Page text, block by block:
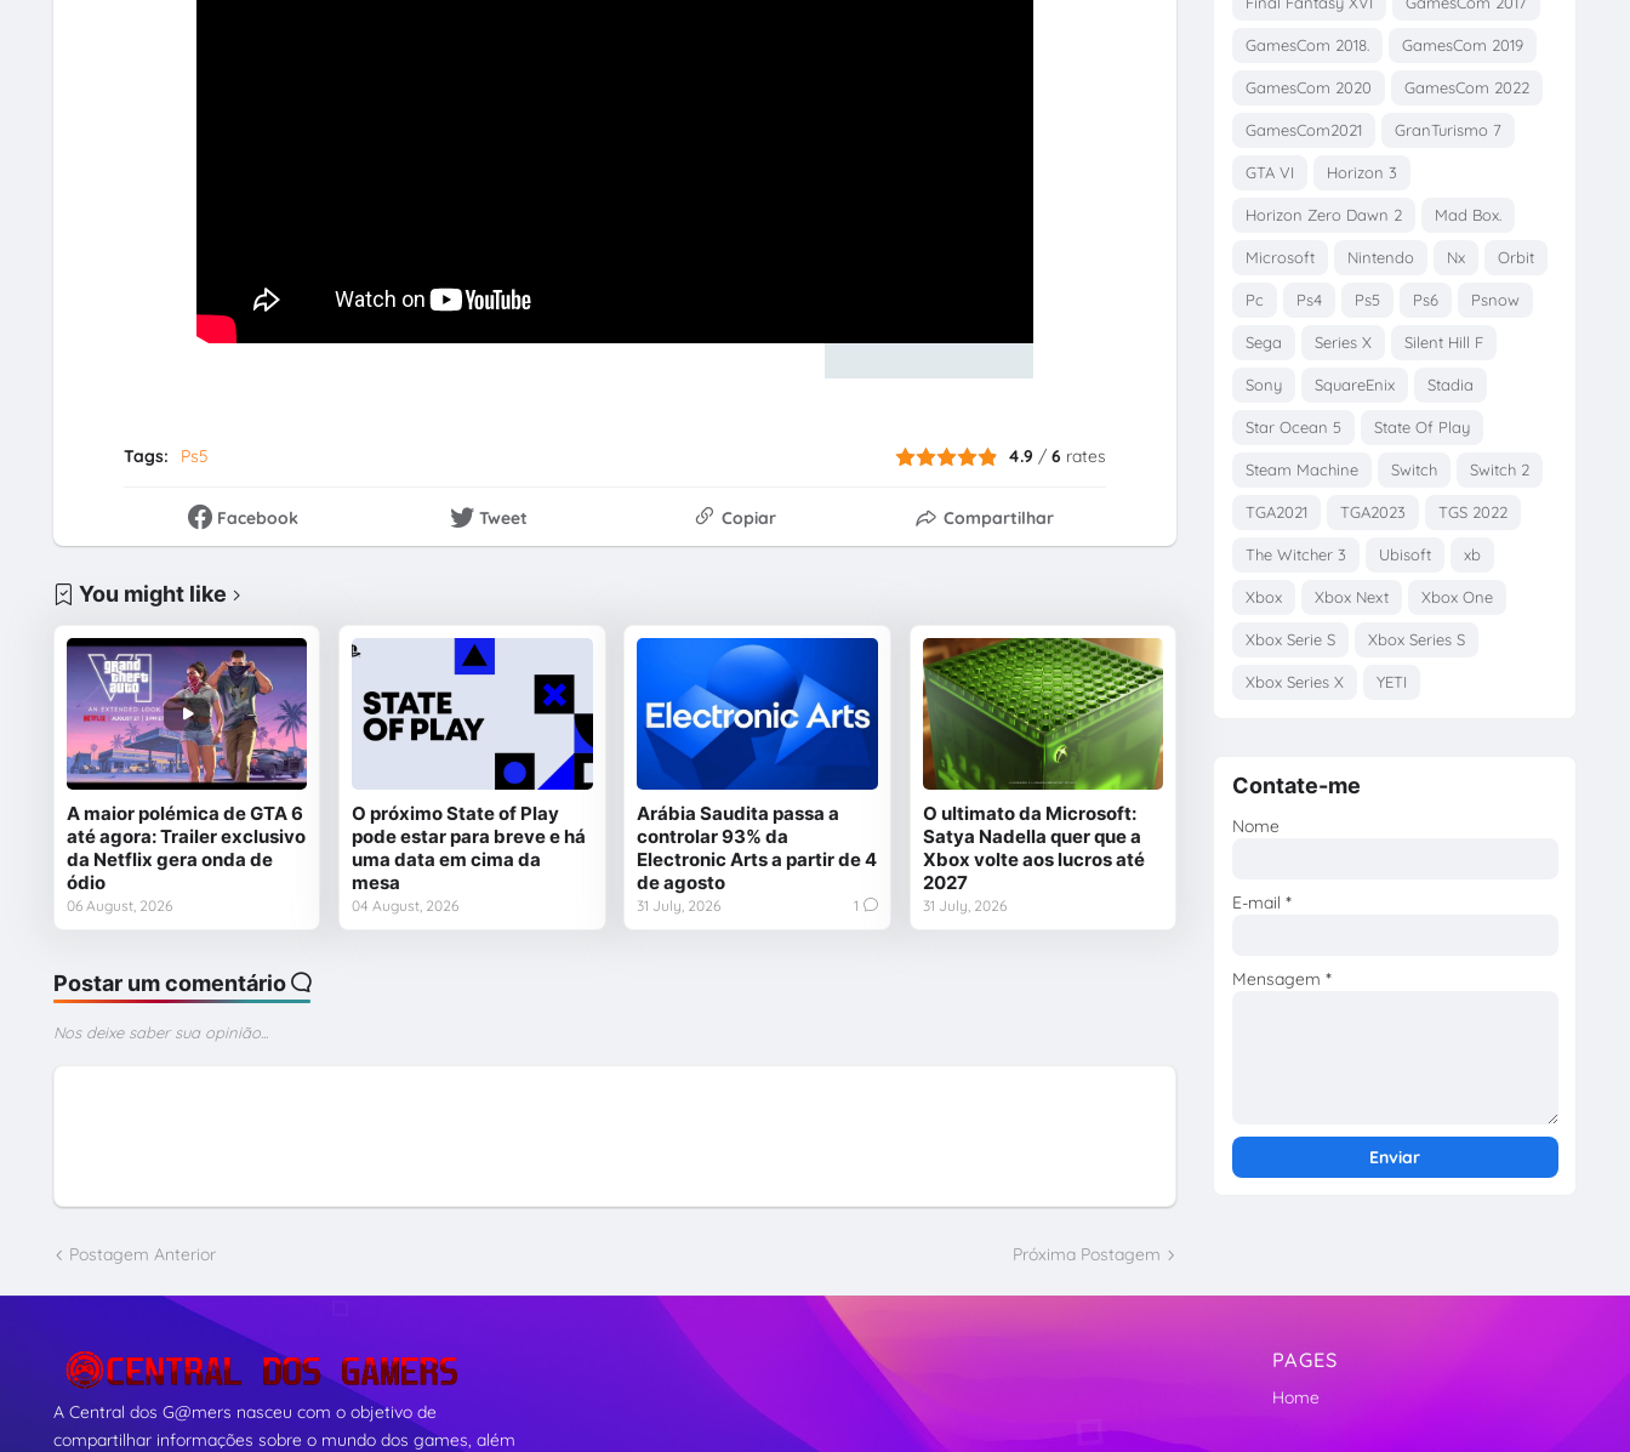
Tags: Ps5 4.9 /6 rates
Facebook Tweet Copiar Compartilhar
You might like
A maior polémica de GTA 6
até agora: Trailer exclusivo
da Netflix gera onda de
ódio
06 August, 2026
O próximo State of Play
pode estar para breve e há
uma data em cima da
mesa
04 August, 2026
Arábia Saudita passa a
controlar 93% da
Electronic Arts a partir de 4
de agosto
31 July, 2026 1
O ultimato da Microsoft:
Satya Nadella quer que a
Xbox volte aos lucros até
2027
31 July, 2026
Postar um comentário
Nos deixe saber sua opinião...
Postagem Anterior Próxima Postagem
GamesCom 2018. GamesCom 2019
GamesCom 2020 GamesCom 2022
GamesCom2021 GranTurismo 7
GTA VI Horizon 3
Horizon Zero Dawn 2 Mad Box.
Microsoft Nintendo Nx Orbit
Pc Ps4 Ps5 Ps6 Psnow
Sega Series X Silent Hill F
Sony SquareEnix Stadia
Star Ocean 5 State Of Play
Steam Machine Switch Switch 2
TGA2021 TGA2023 TGS 2022
The Witcher 3 Ubisoft xb
Xbox Xbox Next Xbox One
Xbox Serie S Xbox Series S
Xbox Series X YETI
Contate-me
Nome
E-mail *
Mensagem *
A Central dos G@mers nasceu com o objetivo de
compartilhar informações sobre o mundo dos games, além
PAGES
Home